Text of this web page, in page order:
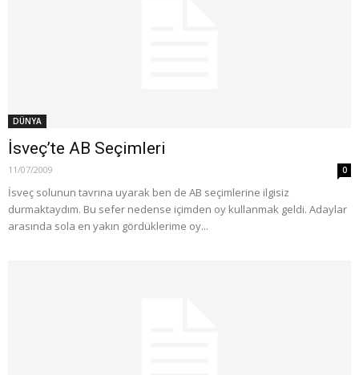
DÜNYA
İsveç’te AB Seçimleri
11/07/2009 0
İsveç solunun tavrına uyarak ben de AB seçimlerine ilgisiz
durmaktaydım. Bu sefer nedense içimden oy kullanmak geldi. Adaylar
arasında sola en yakın gördüklerime oy...